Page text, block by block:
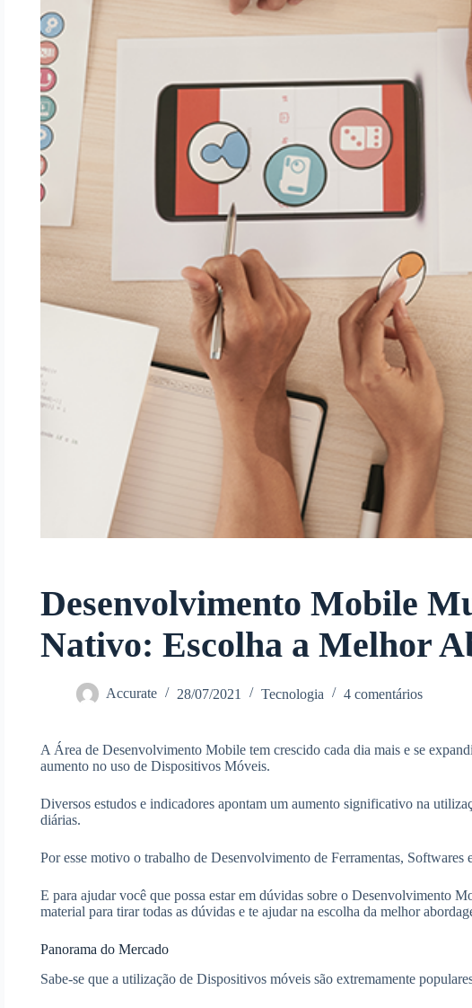
Desenvolvimento Mobile
Nativo: Escolha a Melhor
Accurate 28/07/2021 Tecnologia 4 comentários
A Área de Desenvolvimento Mobile tem crescido cada dia mais e se
aumento no uso de Dispositivos Móveis.
Diversos estudos e indicadores apontam um aumento significativo na
diárias.
Por esse motivo o trabalho de Desenvolvimento de Ferramentas,
E para ajudar você que possa estar em dúvidas sobre o Desenvolvimento
material para tirar todas as dúvidas e te ajudar na escolha da melhor
Panorama do Mercado
Sabe-se que a utilização de Dispositivos móveis são extremamente